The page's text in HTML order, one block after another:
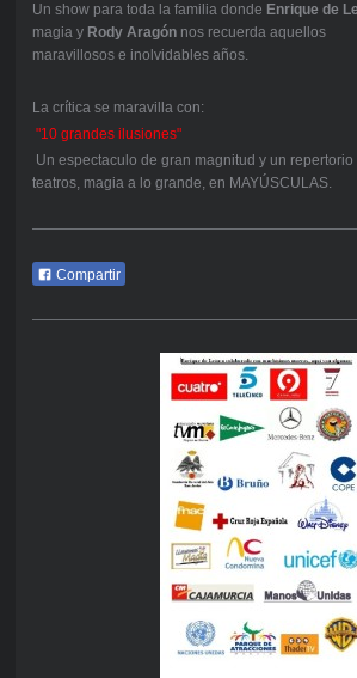
Un show para toda la familia donde Enrique de
magia y Rody Aragónnos recuerda aquellos
maravillosos e inolvidables años.
La crítica se maravilla con:
"10 grandes ilusiones"
Un espectaculo de gran magnitud y un
teatros, magia a lo grande, en MAYÚSCULAS.
Compartir